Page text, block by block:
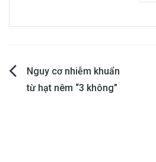
Post
navigation
Nguy cơ nhiễm khuẩn
từ hạt nêm “3 không”